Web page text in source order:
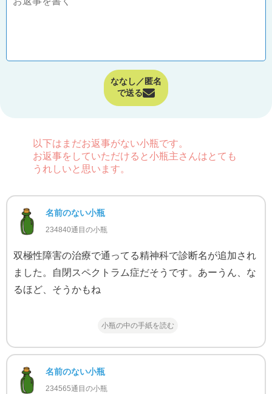
ななし／匿名
で送る
以下はまだお返事がない小瓶です。
お返事をしていただけると小瓶主さんはとても
うれしいと思います。
名前のない小瓶
234840通目の小瓶
双極性障害の治療で通ってる精神科で診断名が追加され
ました。自閉スペクトラム症だそうです。あーうん、な
るほど、そうかもね
小瓶の中の手紙を読む
名前のない小瓶
234565通目の小瓶